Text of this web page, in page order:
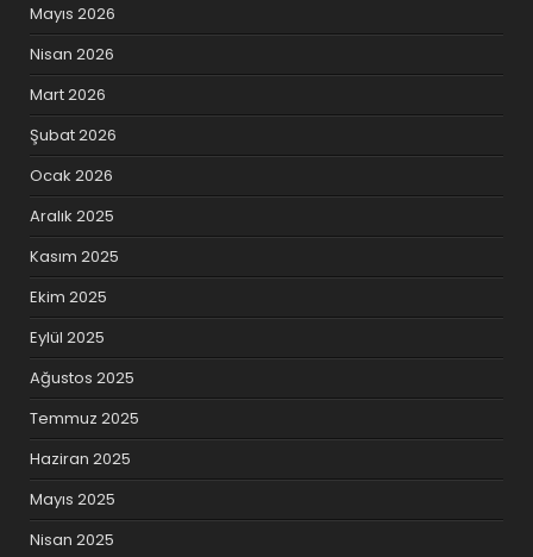
Mayıs 2026
Nisan 2026
Mart 2026
Şubat 2026
Ocak 2026
Aralık 2025
Kasım 2025
Ekim 2025
Eylül 2025
Ağustos 2025
Temmuz 2025
Haziran 2025
Mayıs 2025
Nisan 2025